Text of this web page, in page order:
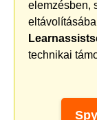
elemzésben,
technikai